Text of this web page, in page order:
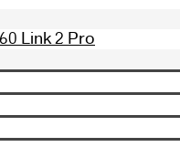
Link 2 Pro